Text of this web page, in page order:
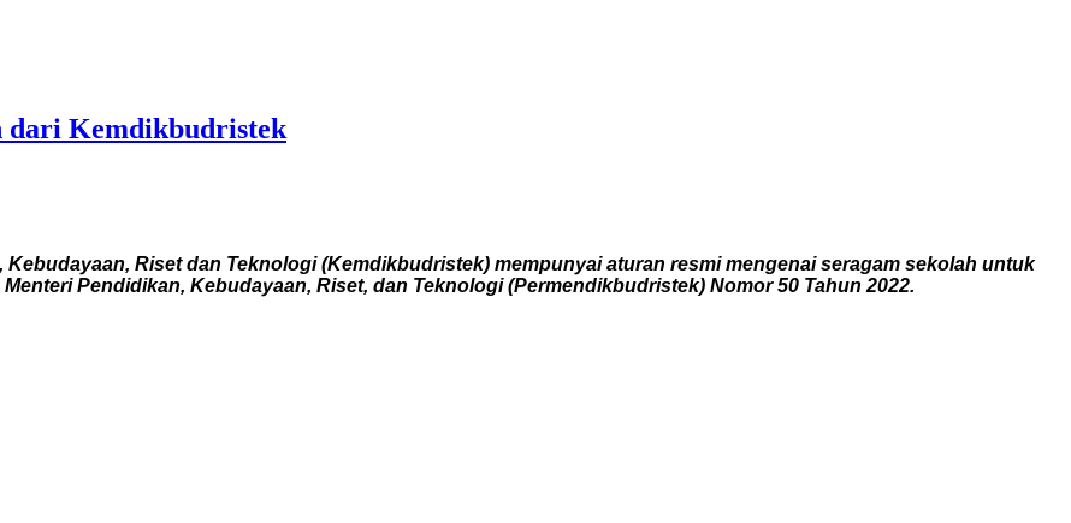
dari Kemdikbudristek
Riset dan Teknologi (Kemdikbudristek) mempunyai aturan resmi mengenai seragam sekolah untuk
Pendidikan, Kebudayaan, Riset, dan Teknologi (Permendikbudristek) Nomor 50 Tahun 2022.